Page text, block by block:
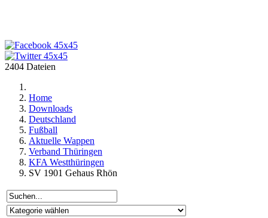
2404 Dateien
Home
Downloads
Deutschland
Fußball
Aktuelle Wappen
Verband Thüringen
KFA Westthüringen
SV 1901 Gehaus Rhön